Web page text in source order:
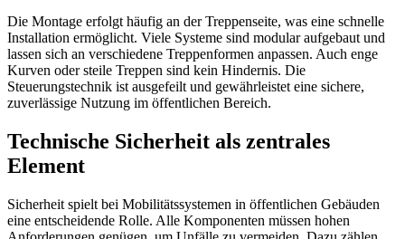
Die Montage erfolgt häufig an der Treppenseite, was eine schnelle
Installation ermöglicht. Viele Systeme sind modular aufgebaut und
lassen sich an verschiedene Treppenformen anpassen. Auch enge
Kurven oder steile Treppen sind kein Hindernis. Die
Steuerungstechnik ist ausgefeilt und gewährleistet eine sichere,
zuverlässige Nutzung im öffentlichen Bereich.
Technische Sicherheit als zentrales
Element
Sicherheit spielt bei Mobilitätssystemen in öffentlichen Gebäuden
eine entscheidende Rolle. Alle Komponenten müssen hohen